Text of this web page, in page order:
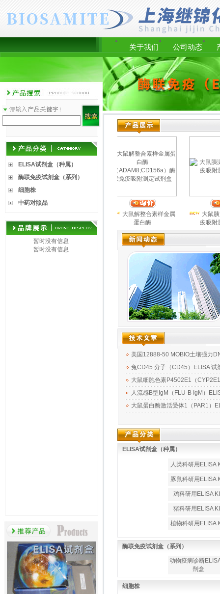
关于我们 公司动态
ELISA试剂盒（种属）
酶联免疫试剂盒（系列）
细胞株
中药对照品
暂时没有信息
暂时没有信息
大鼠解整合素样金属
蛋白酶9（ADAM9）酶联
免疫吸附测定试剂盒
大鼠解整合素样金属
蛋白酶
联免疫吸附测定试剂盒
大鼠胰淀
疫吸附测
美国12888-50 MOBIO土壤强力
兔CD45 分子（CD45）ELISA 试
大鼠细胞色素P4502E1（
人流感B型IgM（FLU-B IgM）
大鼠蛋白酶激活受体1（PAR1）
ELISA试剂盒（种属）
人类科研用ELISA
豚鼠科研用ELISA
鸡科研用ELISA
猪科研用ELISA
植物科研用ELISA
酶联免疫试剂盒（系列）
动物疫病诊断
剂盒
细胞株